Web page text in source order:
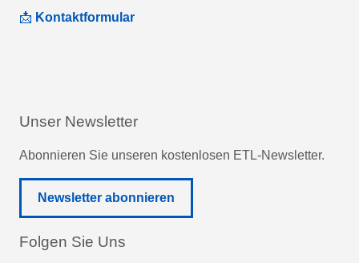
📩 Kontaktformular
Unser Newsletter
Abonnieren Sie unseren kostenlosen ETL-Newsletter.
Newsletter abonnieren
Folgen Sie Uns